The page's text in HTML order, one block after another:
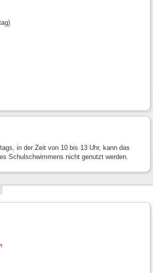
in der Zeit von 10 bis 13 Uhr, kann das
Schulschwimmens nicht genutzt werden.